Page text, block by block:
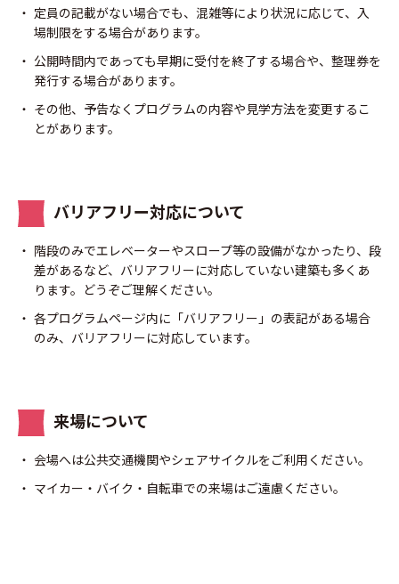
定員の記載がない場合でも、混雑等により状況に応じて、入
場制限をする場合があります。
公開時間内であっても早期に受付を終了する場合や、整理券を
発行する場合があります。
その他、予告なくプログラムの内容や見学方法を変更するこ
とがあります。
バリアフリー対応について
階段のみでエレベーターやスロープ等の設備がなかったり、段
差があるなど、バリアフリーに対応していない建築も多くあ
ります。どうぞご理解ください。
各プログラムページ内に「バリアフリー」の表記がある場合
のみ、バリアフリーに対応しています。
来場について
会場へは公共交通機関やシェアサイクルをご利用ください。
マイカー・バイク・自転車での来場はご遠慮ください。